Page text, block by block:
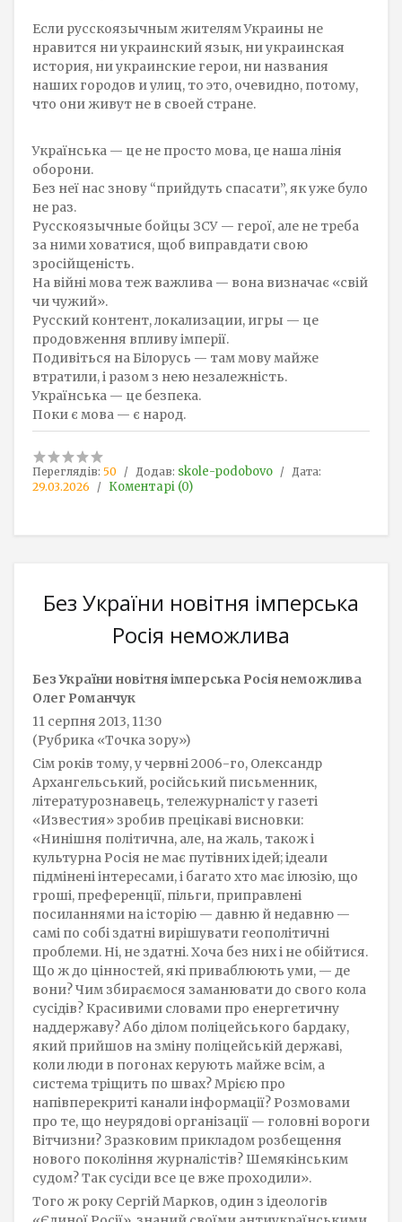
Если русскоязычным жителям Украины не
нравится ни украинский язык, ни украинская
история, ни украинские герои, ни названия
наших городов и улиц, то это, очевидно, потому,
что они живут не в своей стране.
Українська — це не просто мова, це наша лінія
оборони.
Без неї нас знову “прийдуть спасати”, як уже було
не раз.
Русскоязычные бойцы ЗСУ — герої, але не треба
за ними ховатися, щоб виправдати свою
зросійщеність.
На війні мова теж важлива — вона визначає «свій
чи чужий».
Русский контент, локализации, игры — це
продовження впливу імперії.
Подивіться на Білорусь — там мову майже
втратили, і разом з нею незалежність.
Українська — це безпека.
Поки є мова — є народ.
Переглядів: 50 Додав: skole-podobovo
Дата:
29.03.2026
Коментарі (0)
Без України новітня імперська
Росія неможлива
Без України новітня імперська Росія неможлива
Олег Романчук
11 серпня 2013, 11:30
(Рубрика «Точка зору»)
Сім років тому, у червні 2006-го, Олександр
Архангельський, російський письменник,
літературознавець, тележурналіст у газеті
«Известия» зробив прецікаві висновки:
«Нинішня політична, але, на жаль, також і
культурна Росія не має путівних ідей; ідеали
підмінені інтересами, і багато хто має ілюзію, що
гроші, преференції, пільги, приправлені
посиланнями на історію — давню й недавню —
самі по собі здатні вирішувати геополітичні
проблеми. Ні, не здатні. Хоча без них і не обійтися.
Що ж до цінностей, які приваблюють уми, — де
вони? Чим збираємося заманювати до свого кола
сусідів? Красивими словами про енергетичну
наддержаву? Або ділом поліцейського бардаку,
який прийшов на зміну поліцейській державі,
коли люди в погонах керують майже всім, а
система тріщить по швах? Мрією про
напівперекриті канали інформації? Розмовами
про те, що неурядові організації — головні вороги
Вітчизни? Зразковим прикладом розбещення
нового покоління журналістів? Шемякінським
судом? Так сусіди все це вже проходили».
Того ж року Сергій Марков, один з ідеологів